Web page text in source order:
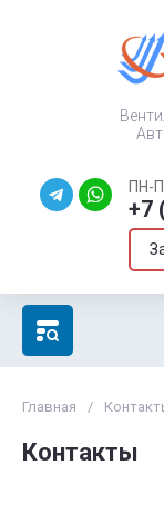
ПН-
+7
Главная /
Контакты